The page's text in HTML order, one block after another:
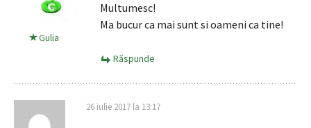
Gulia
Multumesc!
Ma bucur ca mai sunt si oameni ca tine!
Răspunde
26 iulie 2017 la 13:17